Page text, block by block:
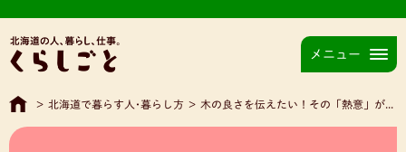
メニュー
> 北海道で暮らす人･暮らし方 > 木の良さを伝えたい！その「熱意」が会社を変える。